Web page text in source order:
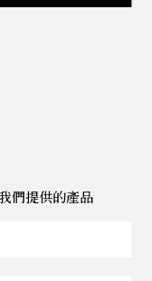
們提供的產品